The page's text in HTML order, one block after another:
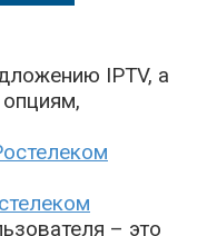
IPTV, а
– это